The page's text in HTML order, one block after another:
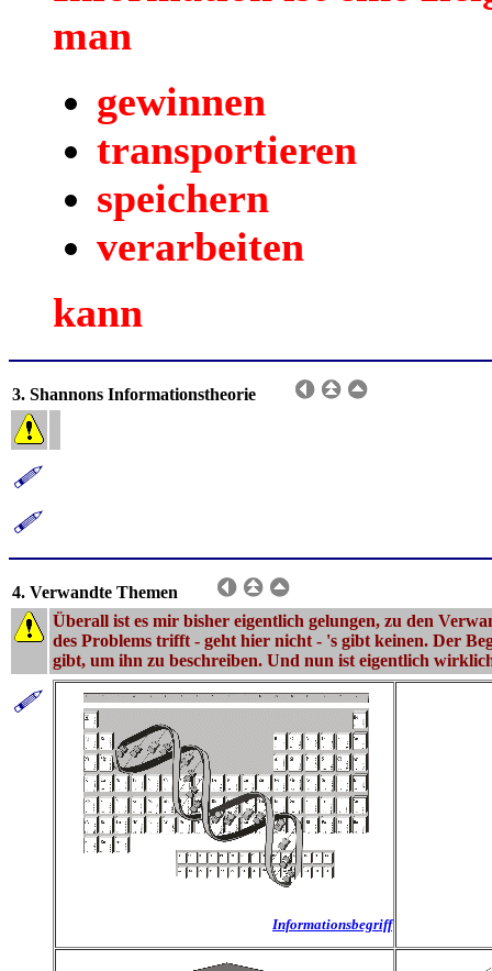
man
gewinnen
transportieren
speichern
verarbeiten
kann
3. Shannons Informationstheorie
4. Verwandte Themen
Überall ist es mir bisher eigentlich gelungen, zu den
des Problems trifft - geht hier nicht - 's gibt keinen. Der
gibt, um ihn zu beschreiben. Und nun ist eigentlich
Informationsbegriff